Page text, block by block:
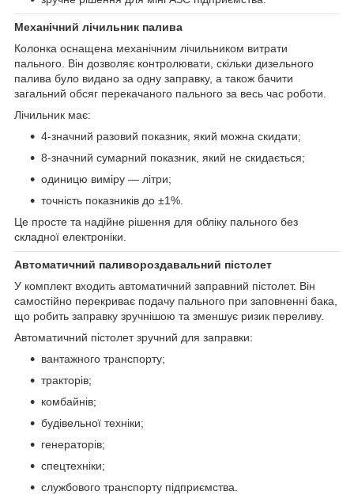
Механічний лічильник палива
Колонка оснащена механічним лічильником витрати
пального. Він дозволяє контролювати, скільки дизельного
палива було видано за одну заправку, а також бачити
загальний обсяг перекачаного пального за весь час роботи.
Лічильник має:
4-значний разовий показник, який можна скидати;
8-значний сумарний показник, який не скидається;
одиницю виміру — літри;
точність показників до ±1%.
Це просте та надійне рішення для обліку пального без
складної електроніки.
Автоматичний паливороздавальний пістолет
У комплект входить автоматичний заправний пістолет. Він
самостійно перекриває подачу пального при заповненні бака,
що робить заправку зручнішою та зменшує ризик переливу.
Автоматичний пістолет зручний для заправки:
вантажного транспорту;
тракторів;
комбайнів;
будівельної техніки;
генераторів;
спецтехніки;
службового транспорту підприємства.